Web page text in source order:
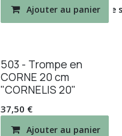
Ajouter à la liste de
Ajouter au panier
503 - Trompe en
CORNE 20 cm
"CORNELIS 20"
37,50 €
Ajouter au panier